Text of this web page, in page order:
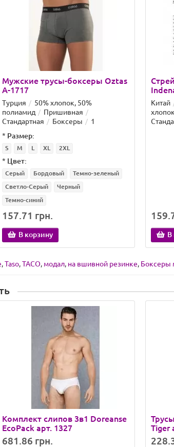
Мужские трусы-боксеры Oztas
A-1717
Турция
50% хлопок, 50%
полиамид
Пришивная
Стандартная
Боксеры
1
* Размер:
S M L XL 2XL
* Цвет:
Серый Бордовый
Темно-зеленый
Светло-Серый
Черный
Темно-синий
157.71 грн.
В корзину
Китай
В
,Taso,ТАСО, модал, на вшивной резинке, Боксеры
Комплект слипов 3в1 Doreanse
EcoPack арт. 1327
681.86 грн.
Tiger